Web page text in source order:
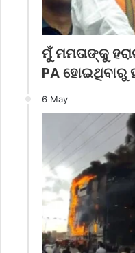
ମୁଁ ମମତାଙ୍କୁ
PA ହୋଇଥିବାରୁ
6 May